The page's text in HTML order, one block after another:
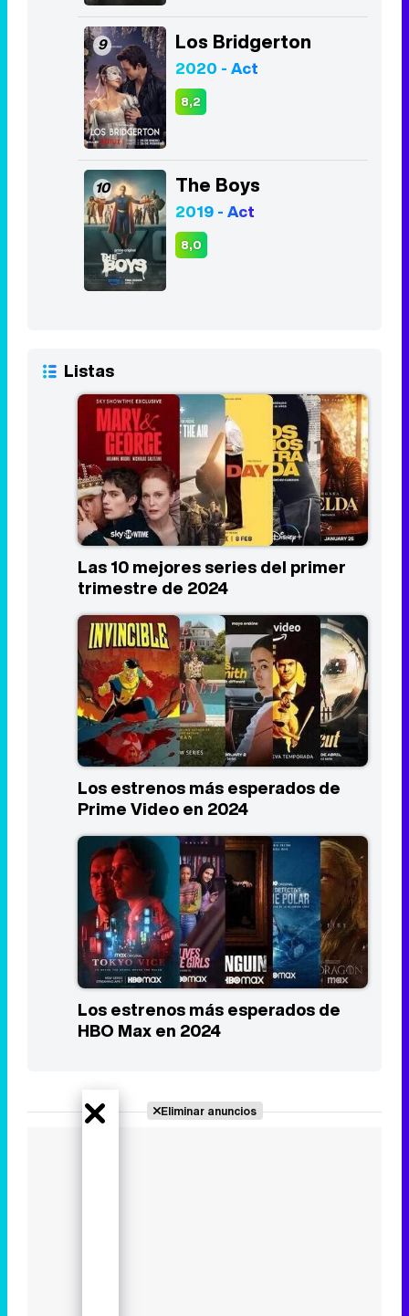
9 Los Bridgerton
2020 - Act
8,2
10 The Boys
2019 - Act
8,0
Listas
Las 10 mejores series del primer
trimestre de 2024
Los estrenos más esperados de
Prime Video en 2024
Los estrenos más esperados de
HBO Max en 2024
Eliminar anuncios